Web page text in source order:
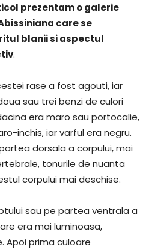
prezentam o galerie
care se
blanii si aspectul
.
rase a fost agouti, iar
sau trei benzi de culori
era maro sau portocalie,
inchis, iar varful era negru.
dorsala a corpului, mai
tonurile de nuanta
corpului mai deschise.
sau pe partea ventrala a
era mai luminoasa,
Apoi prima culoare